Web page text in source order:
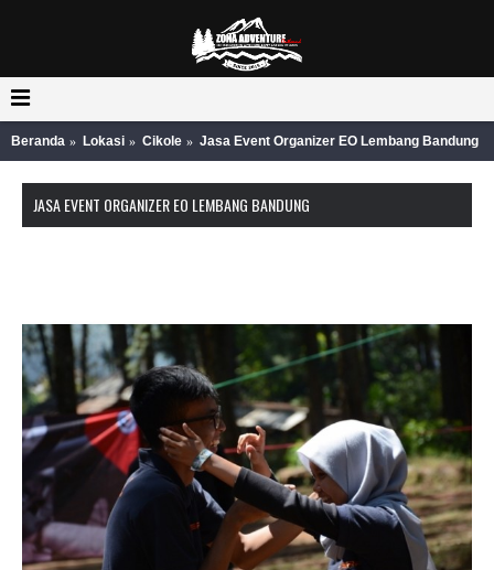
Beranda Lokasi Cikole Jasa Event Organizer EO Lembang Bandung
JASA EVENT ORGANIZER EO LEMBANG BANDUNG